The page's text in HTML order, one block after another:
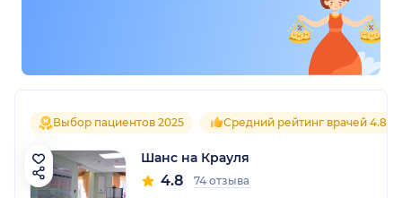
Выбор пациентов 2025 Средний рейтинг врачей 4.8
Шанс на Крауля
4.8 74 отзыва